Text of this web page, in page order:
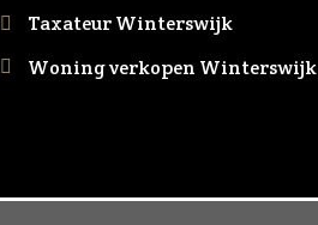
Taxateur Winterswijk
Woning verkopen Winterswijk